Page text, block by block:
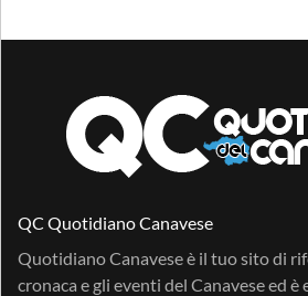
QC Quotidiano Canavese
Quotidiano Canavese è il tuo sito di
cronaca e gli eventi del Canavese ed